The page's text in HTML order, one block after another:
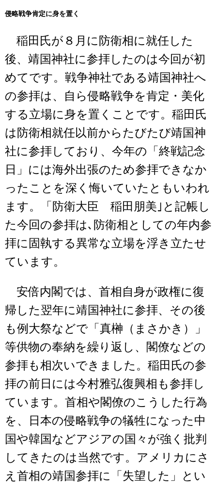
侵略戦争肯定に身を置く
稲田氏が８月に防衛相に就任した
後、靖国神社に参拝したのは今回が初
めてです。戦争神社である靖国神社へ
の参拝は、自ら侵略戦争を肯定・美化
する立場に身を置くことです。稲田氏
は防衛相就任以前からたびたび靖国神
社に参拝しており、今年の「終戦記念
日」には海外出張のため参拝できなか
ったことを深く悔いていたともいわれ
ます。「防衛大臣 稲田朋美｣と記帳し
た今回の参拝は､防衛相としての年内参
拝に固執する異常な立場を浮き立たせ
ています。
安倍内閣では、首相自身が政権に復
帰した翌年に靖国神社に参拝、その後
も例大祭などで「真榊（まさかき）」
等供物の奉納を繰り返し、閣僚などの
参拝も相次いできました。稲田氏の参
拝の前日には今村雅弘復興相も参拝し
ています。首相や閣僚のこうした行為
を、日本の侵略戦争の犠牲になった中
国や韓国などアジアの国々が強く批判
してきたのは当然です。アメリカにさ
え首相の靖国参拝に「失望した」とい